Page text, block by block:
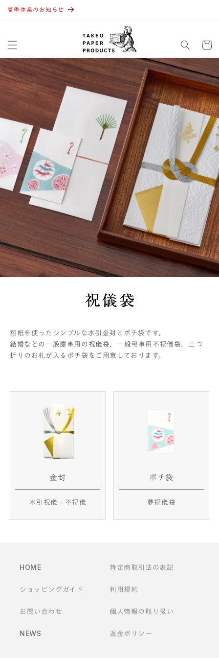
ンツに
夏季休業のお知らせ
ー
ト
和紙を使ったシンプルな水引金封とポチ袋です。
結婚などの一般慶事用の祝儀袋、一般弔事用不祝儀袋、三つ
折りのお札が入るポチ袋をご用意しております。
金封
水引祝儀・不祝儀
ポチ袋
夢祝儀袋
HOME 特定商取引法の表記
ショッピングガイド 利用規約
お問い合わせ 個人情報の取り扱い
NEWS 返金ポリシー